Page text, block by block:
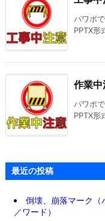
パワポ
PPTX形
作業中
パワポ
PPTX形
最近の投稿
倒壊、崩落マーク（
／ワード）